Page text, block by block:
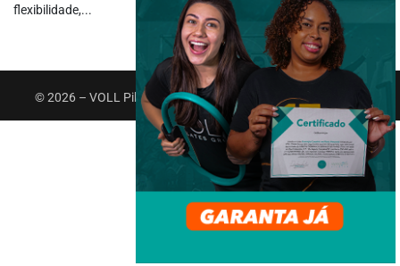
flexibilidade,...
© 2026 – VOLL Pilates Group. Todos os direitos reservados.